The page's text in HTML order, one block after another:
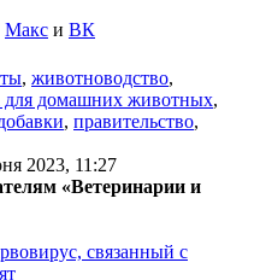
Макс и ВК
, животноводство,
для домашних животных,
, правительство,
2023, 11:27
«Ветеринарии и
связанный с